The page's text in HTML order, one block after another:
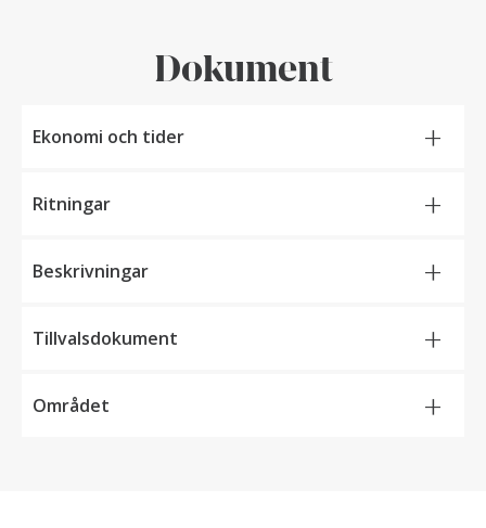
Dokument
Ekonomi och tider +
Ritningar +
Beskrivningar +
Tillvalsdokument +
Området +